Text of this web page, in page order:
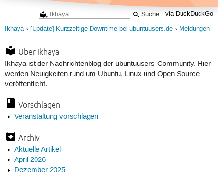
via DuckDuckGo
Ikhaya [Update] Kurzzeitige Downtime bei ubuntuusers.de Meldungen
Über Ikhaya
Ikhaya ist der Nachrichtenblog der ubuntuusers-Community. Hier
werden Neuigkeiten rund um Ubuntu, Linux und Open Source
veröffentlicht.
Vorschlagen
Veranstaltung vorschlagen
Archiv
Aktuelle Artikel
April 2026
Dezember 2025